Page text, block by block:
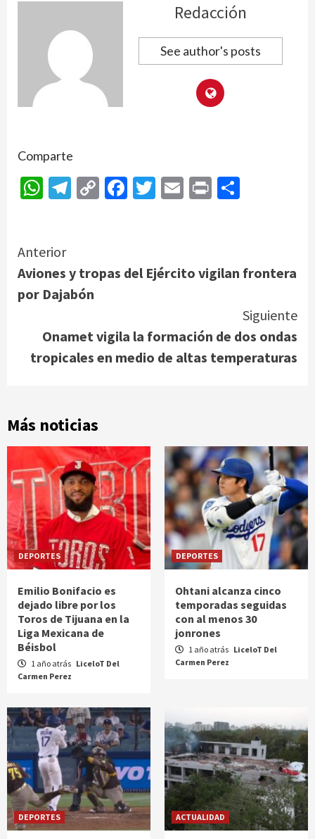
Redacción
See author's posts
Comparte
WhatsApp
Telegram
CopyFacebook
Twitter
Email
Print
Continue
Reading
Anterior
Aviones y tropas del Ejército vigilan frontera
por Dajabón
Siguiente
Onamet vigila la formación de dos ondas
tropicales en medio de altas temperaturas
Más noticias
DEPORTES
Emilio Bonifacio es
dejado libre por los
Toros de Tijuana en la
Liga Mexicana de
Béisbol
1 año atrás LiceloT Del
Carmen Perez
DEPORTES
Ohtani alcanza cinco
temporadas seguidas
con al menos 30
jonrones
1 año atrás LiceloT Del
Carmen Perez
DEPORTES ACTUALIDAD